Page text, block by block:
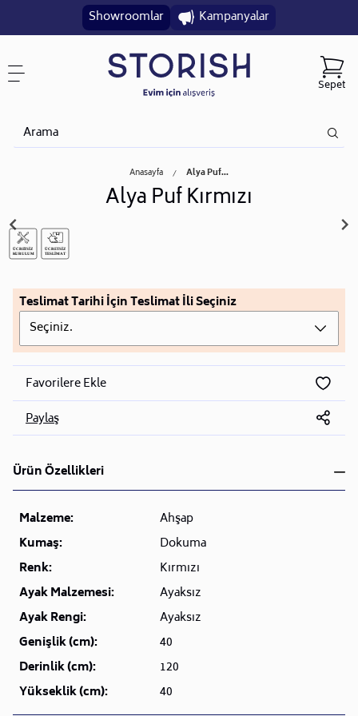
Showroomlar Kampanyalar
Sepet
Anasayfa Alya Puf...
Alya Puf Kırmızı
Teslimat Tarihi İçin Teslimat İli Seçiniz
Seçiniz.
Favorilere Ekle
Paylaş
Ürün Özellikleri
Malzeme:
Ahşap
Kumaş:
Dokuma
Renk:
Kırmızı
Ayak Malzemesi:
Ayaksız
Ayak Rengi:
Ayaksız
Genişlik (cm):
40
Derinlik (cm):
120
Yükseklik (cm):
40